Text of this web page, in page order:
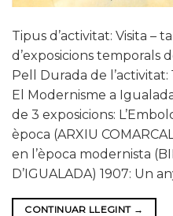
Tipus d’activitat: Visita –
d’exposicions temporals
Pell Durada de l’activitat:
El Modernisme a
de 3 exposicions:
època (ARXIU
en l’època modernista
D’IGUALADA) 1907: Un
CONTINUAR LLEGINT →